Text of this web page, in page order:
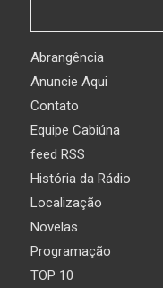
Abrangência
Anuncie Aqui
Contato
Equipe Cabiúna
feed RSS
História da Rádio
Localização
Novelas
Programação
TOP 10